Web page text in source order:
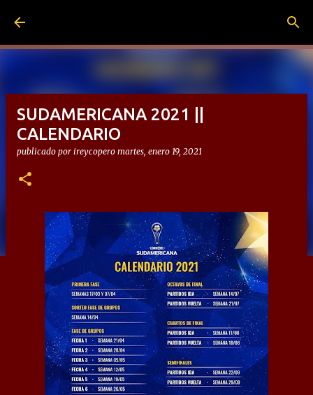
SUDAMERICANA 2021 ||
CALENDARIO
publicado por ireycopero martes, enero 19, 2021